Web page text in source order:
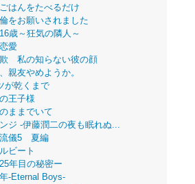
はんをたべるだけ
をお願いされました
歳～狂気の隣人～
愛
私の知らない彼の顔
親友やめようか。
が乾くまで
王子様
ままでいて
ジ -伊藤潤二の夜も眠れぬ...
儀5 夏編
ビート
年目の秘密ー
-Eternal Boys-